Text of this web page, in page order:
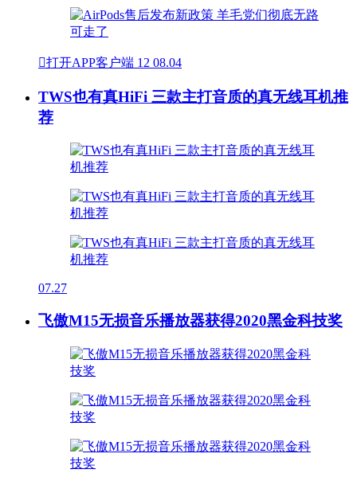
打开APP客户端 12 08.04
TWS也有真HiFi 三款主打音质的真无线耳机推
荐
07.27
飞傲M15无损音乐播放器获得2020黑金科技奖